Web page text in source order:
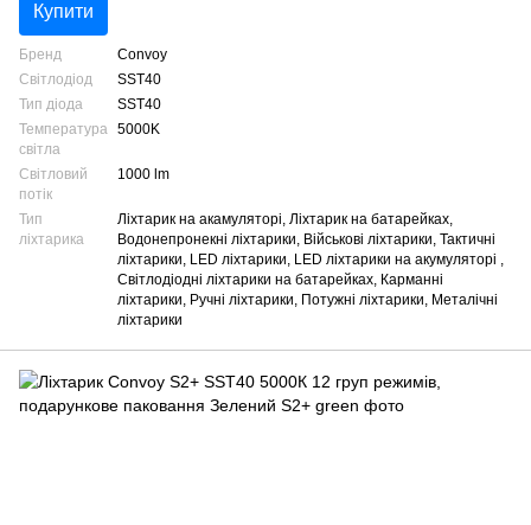
Купити
Бренд
Convoy
Світлодіод
SST40
Тип діода
SST40
Температура
світла
5000K
Світловий
потік
1000 lm
Тип
ліхтарика
Ліхтарик на акамуляторі, Ліхтарик на батарейках,
Водонепронекні ліхтарики, Військові ліхтарики, Тактичні
ліхтарики, LED ліхтарики, LED ліхтарики на акумуляторі ,
Світлодіодні ліхтарики на батарейках, Карманні
ліхтарики, Ручні ліхтарики, Потужні ліхтарики, Металічні
ліхтарики